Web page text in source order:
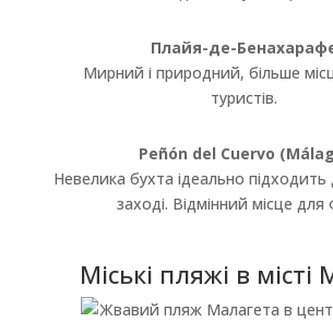
Плайя-де-
Мирний і природний, більше
туристів.
Peñón del Cuervo
Невелика бухта ідеально підходить
заході. Відмінний місце для
Міські пляжі в місті